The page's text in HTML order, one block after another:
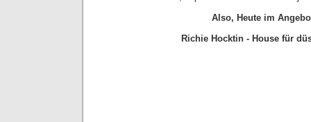
Also, Heute im
Richie Hocktin - House für